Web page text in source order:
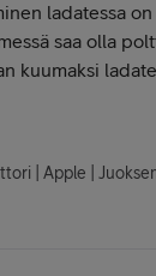
ladatessa
saa olla
kuumaksi
| Apple |